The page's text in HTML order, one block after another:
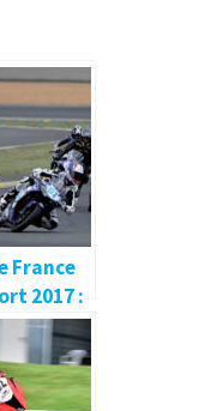
France
2017 :
Magny